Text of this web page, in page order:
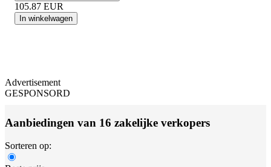
105.87 EUR
In winkelwagen
Advertisement
GESPONSORD
Aanbiedingen van 16 zakelijke verkopers
Sorteren op: